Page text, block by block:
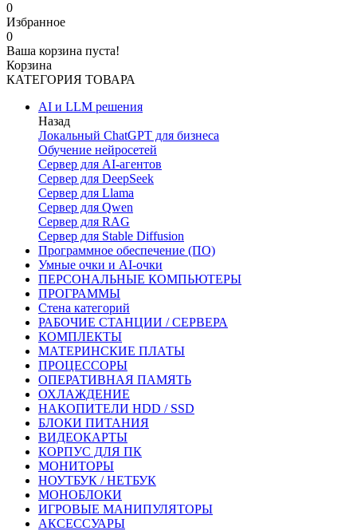
0
Избранное
0
Ваша корзина пуста!
Корзина
КАТЕГОРИЯ ТОВАРА
AI и LLM решения
Назад
Локальный ChatGPT для бизнеса
Обучение нейросетей
Сервер для AI-агентов
Сервер для DeepSeek
Сервер для Llama
Сервер для Qwen
Сервер для RAG
Сервер для Stable Diffusion
Программное обеспечение (ПО)
Умные очки и AI-очки
ПЕРСОНАЛЬНЫЕ КОМПЬЮТЕРЫ
ПРОГРАММЫ
Стена категорий
РАБОЧИЕ СТАНЦИИ / СЕРВЕРА
КОМПЛЕКТЫ
МАТЕРИНСКИЕ ПЛАТЫ
ПРОЦЕССОРЫ
ОПЕРАТИВНАЯ ПАМЯТЬ
ОХЛАЖДЕНИЕ
НАКОПИТЕЛИ HDD / SSD
БЛОКИ ПИТАНИЯ
ВИДЕОКАРТЫ
КОРПУС ДЛЯ ПК
МОНИТОРЫ
НОУТБУК / НЕТБУК
МОНОБЛОКИ
ИГРОВЫЕ МАНИПУЛЯТОРЫ
АКСЕССУАРЫ